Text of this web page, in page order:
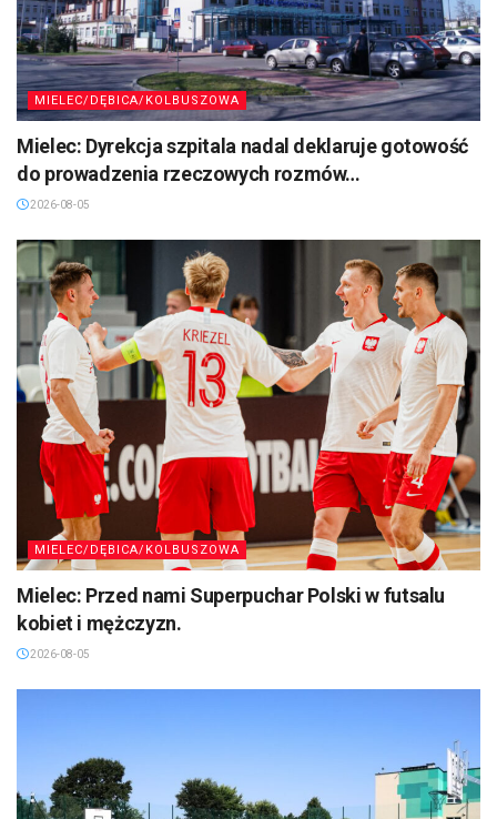
MIELEC/DĘBICA/KOLBUSZOWA
Mielec: Dyrekcja szpitala nadal deklaruje gotowość
do prowadzenia rzeczowych rozmów…
2026-08-05
MIELEC/DĘBICA/KOLBUSZOWA
Mielec: Przed nami Superpuchar Polski w futsalu
kobiet i mężczyzn.
2026-08-05